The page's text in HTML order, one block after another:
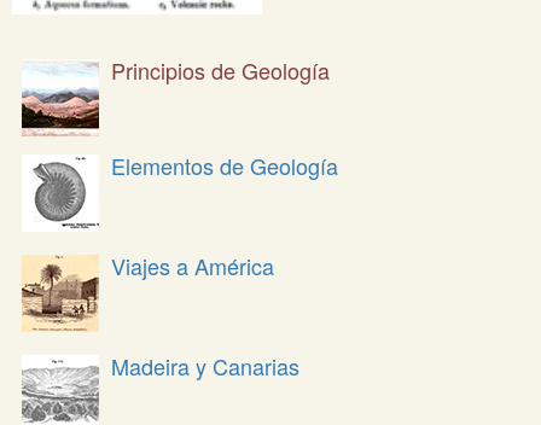
Principios de Geología
Elementos de Geología
Viajes a América
Madeira y Canarias